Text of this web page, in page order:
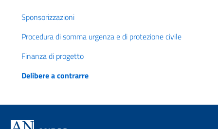
Sponsorizzazioni
Procedura di somma urgenza e di protezione civile
Finanza di progetto
Delibere a contrarre